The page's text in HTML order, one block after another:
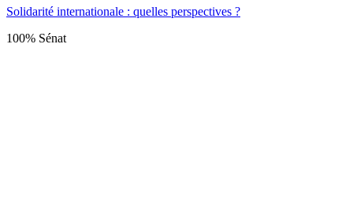
Solidarité internationale : quelles perspectives ?
100% Sénat